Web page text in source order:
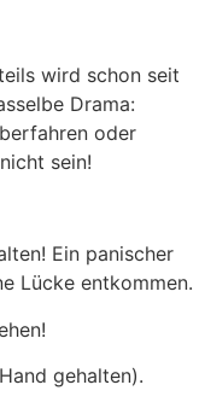
wird schon seit
Drama:
oder
sein!
Ein panischer
Lücke entkommen.
gehalten).